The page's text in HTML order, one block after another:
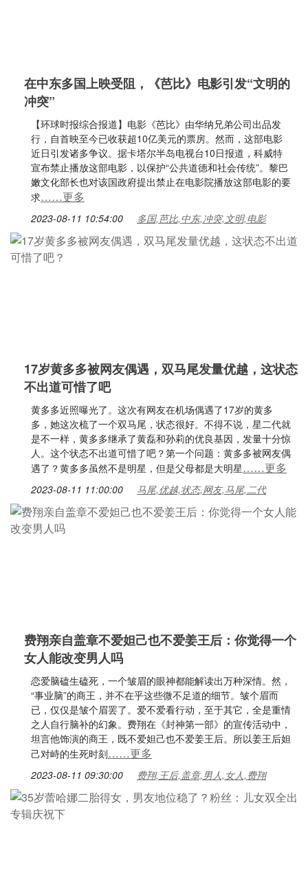
在中东多国上映受阻，《芭比》电影引发“文明的
冲突”
【环球时报综合报道】电影《芭比》由华纳兄弟公司出品发
行，自首映至今已收获超10亿美元的票房。然而，这部电影
近日引发诸多争议。据卡塔尔半岛电视台10日报道，科威特
宣布禁止播放这部电影，以保护“公共道德和社会传统”。黎巴
嫩文化部长也对该国政府提出禁止在电影院播放这部电影的要
求……更多
2023-08-11 10:54:00 多国,芭比,中东,冲突,文明,电影
17岁黄多多被网友偶遇，双马尾发量优越，这状态
不出道可惜了吧
黄多多近照曝光了。这次有网友在机场偶遇了17岁的黄多
多，她这次梳了一个双马尾，状态很好。不得不说，星二代就
是不一样，黄多多继承了黄磊和孙莉的优良基因，发量十分惊
人。这个状态不出道可惜了吧？第一个问题：黄多多被网友偶
遇了？黄多多虽然不是明星，但是父母都是大明星……更多
2023-08-11 11:00:00 马尾,优越,状态,网友,马尾,二代
费翔亲自盖章不爱妲己也不爱姜王后：你觉得一个
女人能改变男人吗
恋爱脑磕生磕死，一个皱眉的眼神都能解读出万种深情。然，
“事业脑”的商王，并不在乎这些微不足道的细节。皱个眉而
已，仅仅是皱个眉罢了。爱不爱看行动，至于其它，全是重情
之人自行脑补的幻象。费翔在《封神第一部》的宣传活动中，
坦言他饰演的商王，既不爱妲己也不爱姜王后。所以姜王后妲
己对峙的生死时刻……更多
2023-08-11 09:30:00 费翔,王后,盖章,男人,女人,费翔